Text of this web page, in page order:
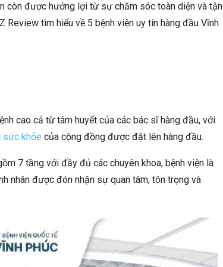
còn được hưởng lợi từ sự chăm sóc toàn diện và tận
Review tìm hiểu về 5 bệnh viện uy tín hàng đầu Vĩnh
cao cả từ tâm huyết của các bác sĩ hàng đầu, với
sức khỏe của cộng đồng được đặt lên hàng đầu.
7 tầng với đầy đủ các chuyên khoa, bệnh viện là
nhân được đón nhận sự quan tâm, tôn trọng và